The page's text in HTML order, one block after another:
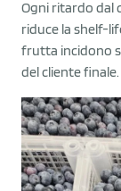
Ogni ritardo dal
riduce la shelf-
frutta incidono
del cliente finale.